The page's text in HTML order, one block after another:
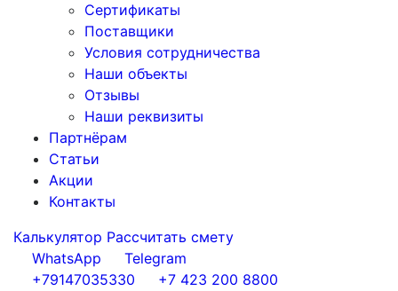
Сертификаты
Поставщики
Условия сотрудничества
Наши объекты
Отзывы
Наши реквизиты
Партнёрам
Статьи
Акции
Контакты
Калькулятор Рассчитать смету
WhatsApp
Telegram
+79147035330
+7 423 200 8800